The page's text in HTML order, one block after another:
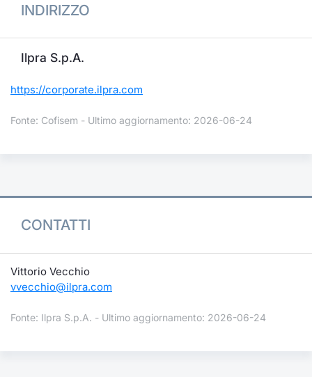
INDIRIZZO
Ilpra S.p.A.
https://corporate.ilpra.com
Fonte: Cofisem - Ultimo aggiornamento: 2026-06-24
CONTATTI
Vittorio Vecchio
vvecchio@ilpra.com
Fonte: Ilpra S.p.A. - Ultimo aggiornamento: 2026-06-24